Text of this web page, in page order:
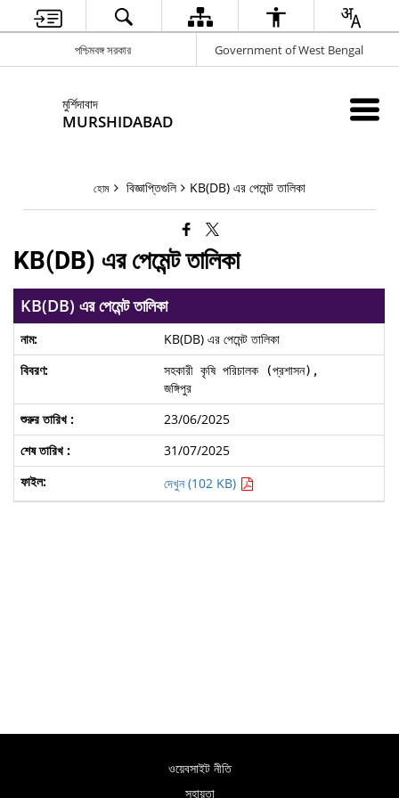
পশ্চিমবঙ্গ সরকার Government of West Bengal
মুর্শিদাবাদ
MURSHIDABAD
হোম বিজ্ঞাপ্তিগুলি KB(DB) এর পেমেন্ট তালিকা
KB(DB) এর পেমেন্ট তালিকা
KB(DB) এর পেমেন্ট তালিকা
KB(DB) এর পেমেন্ট তালিকা
সহকারী কৃষি পরিচালক (প্রশাসন),
জঙ্গিপুর
23/06/2025
31/07/2025
দেখুন (102 KB)
ওয়েবসাইট নীতি
সহায়তা